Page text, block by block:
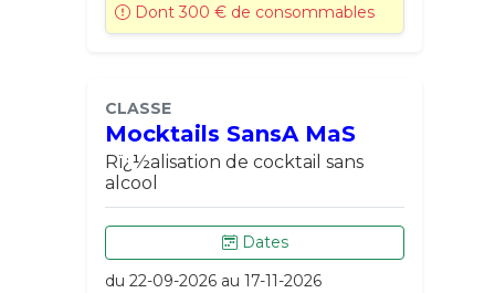
Dont 300 € de consommables
CLASSE
Mocktails SansA MaS
Rï¿½alisation de cocktail sans
alcool
Dates
du 22-09-2026 au 17-11-2026